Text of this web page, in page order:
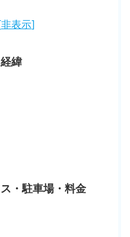
非表示]
緯
・駐車場・料金